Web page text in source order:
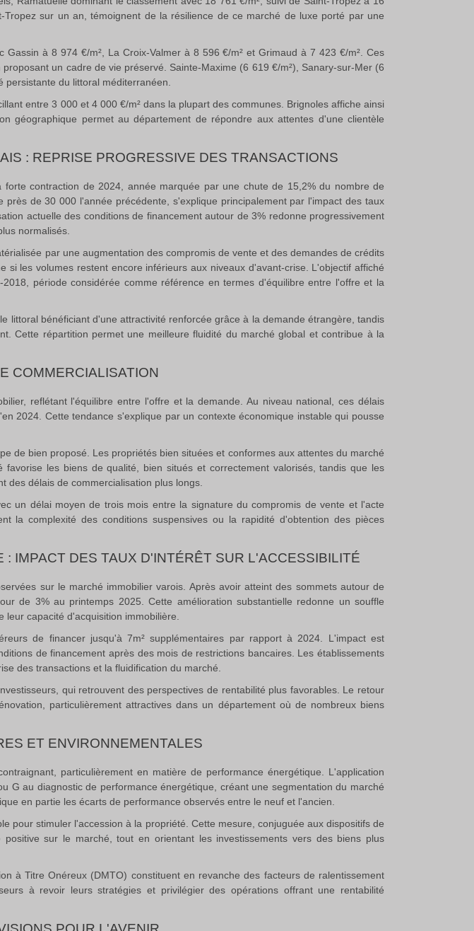
sur un an, témoignent de la résilience de ce marché de luxe porté par une
à 8 974 €/m², La Croix-Valmer à 8 596 €/m² et Grimaud à 7 423 €/m² Ces
un cadre de vie préservé. Sainte-Maxime (6 619 €/m²), Sanary-sur-Mer (6
persistante du littoral méditerranéen
entre 3 000 et 4 000 €/m² dans la plupart des communes. Brignoles affiche ainsi
géographique permet au département de répondre aux attentes d'une clientèle
: REPRISE PROGRESSIVE DES TRANSACTIONS
contraction de 2024, année marquée par une chute de 15,2% du nombre de
de 30 000 l'année précédente, s'explique principalement par l'impact des taux
actuelle des conditions de financement autour de 3% redonne progressivement
normalisés.
par une augmentation des compromis de vente et des demandes de crédits
les volumes restent encore inférieurs aux niveaux d'avant-crise. L'objectif affiché
période considérée comme référence en termes d'équilibre entre l'offre et la
littoral bénéficiant d'une attractivité renforcée grâce à la demande étrangère, tandis
. Cette répartition permet une meilleure fluidité du marché global et contribue à la
COMMERCIALISATION
reflétant l'équilibre entre l'offre et la demande. Au niveau national, ces délais
2024 Cette tendance s'explique par un contexte économique instable qui pousse
de bien proposé. Les propriétés bien situées et conformes aux attentes du marché
favorise les biens de qualité, bien situés et correctement valorisés, tandis que les
des délais de commercialisation plus longs.
un délai moyen de trois mois entre la signature du compromis de vente et l'acte
la complexité des conditions suspensives ou la rapidité d'obtention des pièces
: IMPACT DES TAUX D'INTÉRÊT SUR L'ACCESSIBILITÉ
sur le marché immobilier varois. Après avoir atteint des sommets autour de
de 3% au printemps 2025
Cette amélioration substantielle redonne un souffle
leur capacité d'acquisition immobilière
de financer jusqu'à 7m² supplémentaires par rapport à 2024
L'impact est
de financement après des mois de restrictions bancaires. Les établissements
des transactions et la fluidification du marché.
qui retrouvent des perspectives de rentabilité plus favorables. Le retour
particulièrement attractives dans un département où de nombreux biens
ET ENVIRONNEMENTALES
particulièrement en matière de performance énergétique. L'application
G au diagnostic de performance énergétique, créant une segmentation du marché
en partie les écarts de performance observés entre le neuf et l'ancien.
pour stimuler l'accession à la propriété Cette mesure, conjuguée aux dispositifs de
sur le marché, tout en orientant les investissements vers des biens plus
à Titre Onéreux (DMTO) constituent en revanche des facteurs de ralentissement
à revoir leurs stratégies et privilégier des opérations offrant une rentabilité